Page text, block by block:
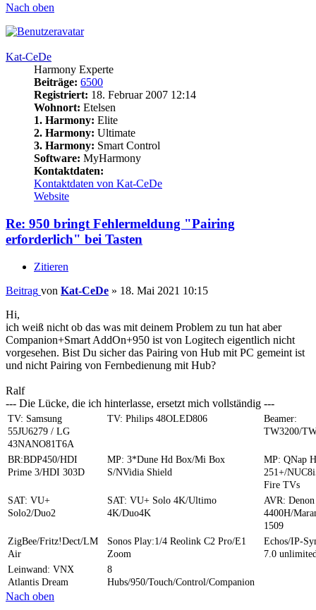
Nach oben
Kat-CeDe
Harmony Experte
Beiträge: 6500
Registriert: 18. Februar 2007 12:14
Wohnort: Etelsen
1. Harmony: Elite
2. Harmony: Ultimate
3. Harmony: Smart Control
Software: MyHarmony
Kontaktdaten:
Kontaktdaten von Kat-CeDe
Website
Re: 950 bringt Fehlermeldung "Pairing
erforderlich" bei Tasten
Zitieren
Beitrag von Kat-CeDe » 18. Mai 2021 10:15
Hi,
ich weiß nicht ob das was mit deinem Problem zu tun hat aber
Companion+Smart AddOn+950 ist von Logitech eigentlich nicht
vorgesehen. Bist Du sicher das Pairing von Hub mit PC gemeint ist
und nicht Pairing von Fernbedienung mit Hub?
Ralf
--- Die Lücke, die ich hinterlasse, ersetzt mich vollständig ---
TV: Samsung
55JU6279 / LG
43NANO81T6A
TV: Philips 48OLED806
Beamer:
TW3200/
BR:BDP450/HDI
Prime 3/HDI 303D
MP: 3*Dune Hd Box/Mi Box
S/NVidia Shield
MP: QNap
251+/
Fire TVs
SAT: VU+
Solo2/Duo2
SAT: VU+ Solo 4K/Ultimo
4K/Duo4K
AVR: Denon
4400H/
1509
ZigBee/Fritz!Dect/LM
Air
Sonos Play:1/4 Reolink C2 Pro/E1
Zoom
Echos/IP-
7.0
Leinwand: VNX
Atlantis Dream
8
Hubs/950/Touch/Control/Companion
Nach oben